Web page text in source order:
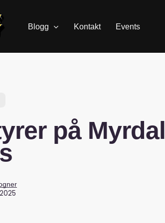
Blogg Kontakt Events
på Myrdal